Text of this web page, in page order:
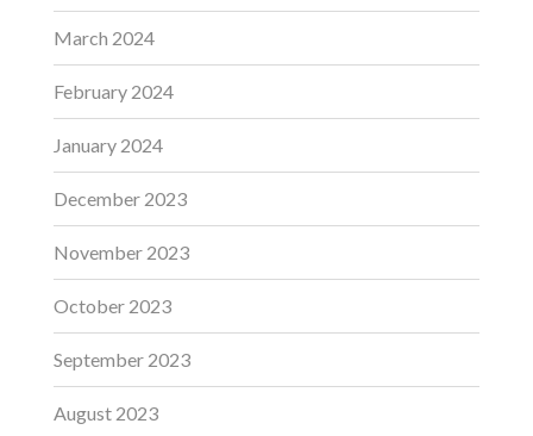
March 2024
February 2024
January 2024
December 2023
November 2023
October 2023
September 2023
August 2023